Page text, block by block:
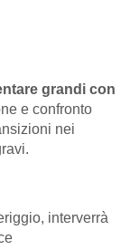
grandi con
e confronto
nei
interverrà